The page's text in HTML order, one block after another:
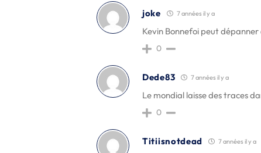
joke 7 années il y a
Kevin Bonnefoi peut
0
Dede83 7 années il y a
Le mondial laisse des traces
0
Titiisnotdead 7 années il y a